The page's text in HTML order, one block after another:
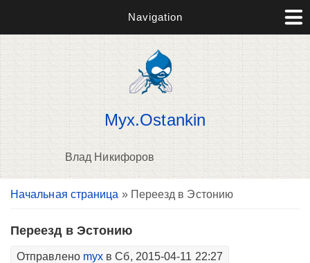
Navigation
Myx.Ostankin
Влад Никифоров
Вы здесь
Начальная страница » Переезд в Эстонию
Переезд в Эстонию
Отправлено myx в Сб, 2015-04-11 22:27